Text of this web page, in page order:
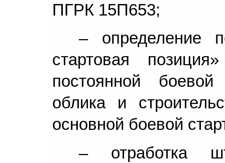
ПГРК 15П653;
– определение
стартовая
постоянной боевой
облика и
основной боевой
– отработка